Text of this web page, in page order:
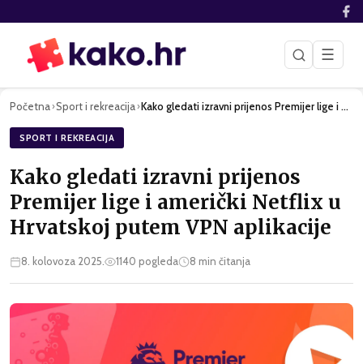
☰
Početna›Sport i rekreacija› Kako gledati izravni prijenos Premijer lige i američki Netfl…
SPORT I REKREACIJA
Kako gledati izravni prijenos
Premijer lige i američki Netflix u
Hrvatskoj putem VPN aplikacije
8. kolovoza 2025. 1140 pogleda 8 min čitanja